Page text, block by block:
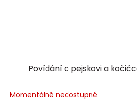
Povídání o pejskovi a
Momentálně nedostupné